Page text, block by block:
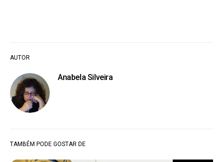
AUTOR
Anabela Silveira
TAMBÉM PODE GOSTAR DE